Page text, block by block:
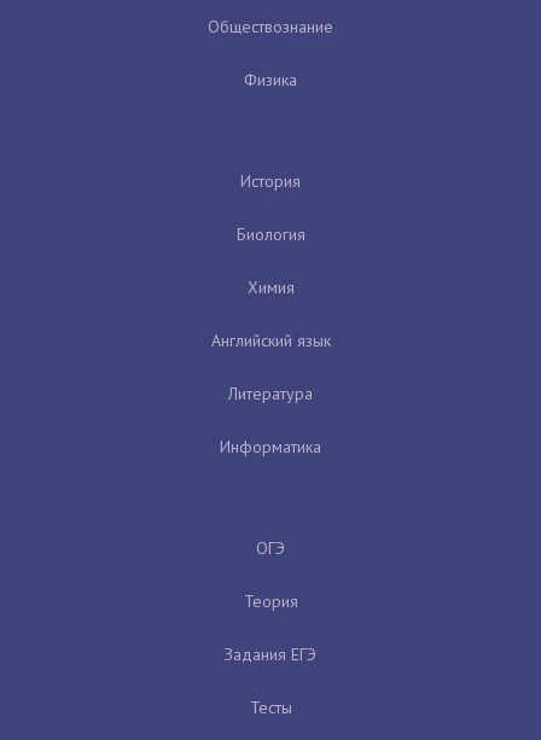
Обществознание
Физика
История
Биология
Химия
Английский язык
Литература
Информатика
ОГЭ
Теория
Задания ЕГЭ
Тесты